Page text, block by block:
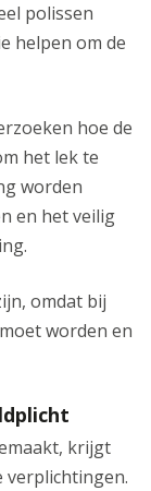
polissen
helpen om de
hoe de
het lek te
worden
en het veilig
omdat bij
worden en
krijgt
verplichtingen.